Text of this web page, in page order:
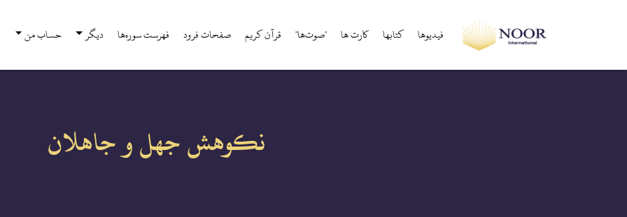
فيديوها كتابها کارت ها "صوت‌ها" قرآن كريم صفحات فرود فهرست سوره‌ها دیگر حساب من
نکوهش جهل و جاهلان